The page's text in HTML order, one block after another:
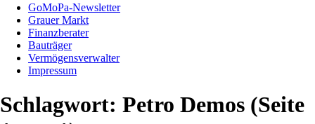
GoMoPa-Newsletter
Grauer Markt
Finanzberater
Bauträger
Vermögensverwalter
Impressum
Schlagwort: Petro Demos (Seite